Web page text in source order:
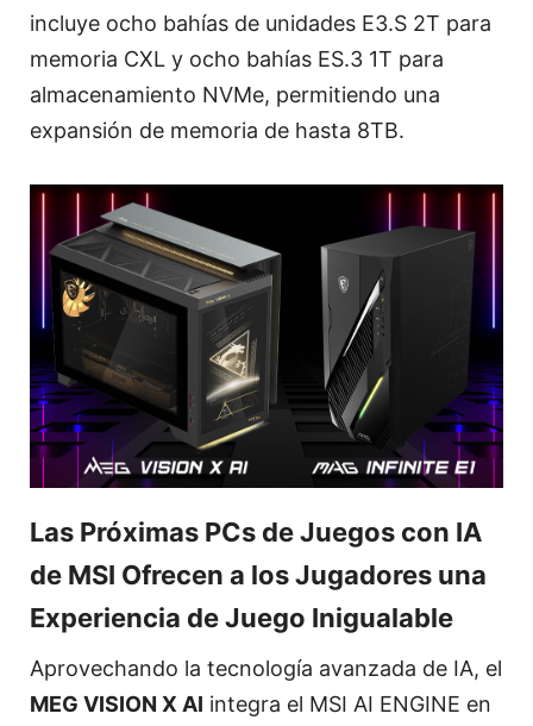
incluye ocho bahías de unidades E3.S 2T para
memoria CXL y ocho bahías ES.3 1T para
almacenamiento NVMe, permitiendo una
expansión de memoria de hasta 8TB.
Las Próximas PCs de Juegos con IA
de MSI Ofrecen a los Jugadores una
Experiencia de Juego Inigualable
Aprovechando la tecnología avanzada de IA, el
MEG VISION X AI integra el MSI AI ENGINE en